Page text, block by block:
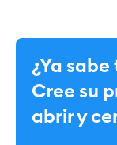
¿Ya
Cree su
abrir y